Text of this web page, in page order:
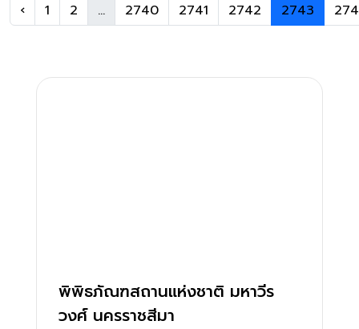
‹ 1 2 ... 2740 2741 2742 2743
พิพิธภัณฑสถานแห่งชาติ มหาวีร
วงศ์ นครราชสีมา